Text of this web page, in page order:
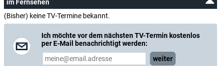
im Fernsehen
(Bisher) keine TV-Termine bekannt.
Ich möchte vor dem nächsten TV-Termin kostenlos
per E-Mail benachrichtigt werden:
weiter